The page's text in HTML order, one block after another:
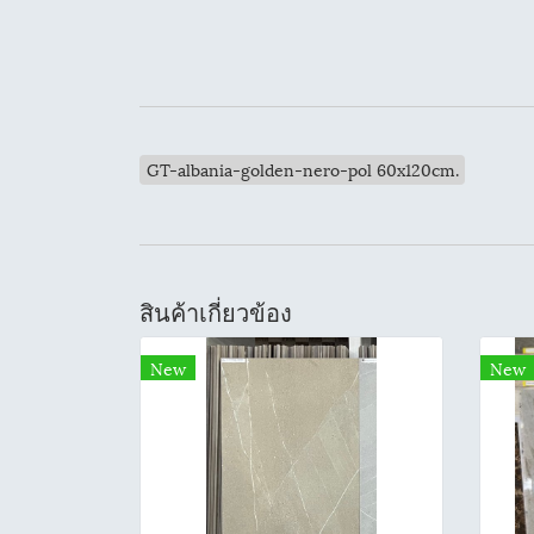
GT-albania-golden-nero-pol 60x120cm.
สินค้าเกี่ยวข้อง
New New